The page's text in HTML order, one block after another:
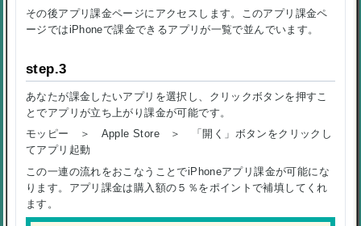
その後アプリ課金ページにアクセスします。このアプリ課金ペ
ージではiPhoneで課金できるアプリが一覧で並んでいます。
step.3
あなたが課金したいアプリを選択し、クリックボタンを押すこ
とでアプリが立ち上がり課金が可能です。
モッピー ＞ Apple Store ＞ 「開く」ボタンをクリックし
てアプリ起動
この一連の流れをおこなうことでiPhoneアプリ課金が可能にな
ります。アプリ課金は購入額の５％をポイントで補填してくれ
ます。